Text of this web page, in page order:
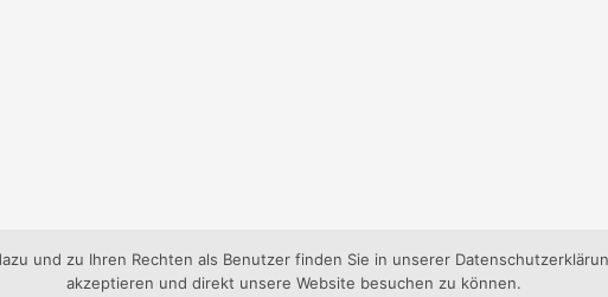
und zu Ihren Rechten als Benutzer finden Sie in unserer
akzeptieren und direkt unsere Website besuchen zu können.